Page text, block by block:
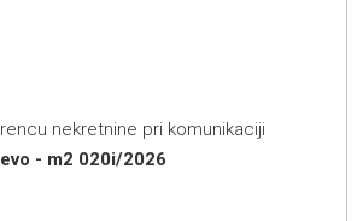
nekretnine pri komunikaciji
- m2 020i/2026